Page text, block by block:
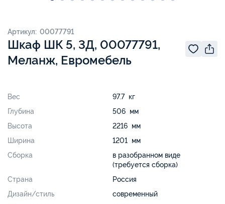
Шкаф ШК 5, 3Д, 00077791,
Меланж, Евромебель
Артикул: 00077791
Вес
97.7 кг
Глубина
506 мм
Высота
2216 мм
Ширина
1201 мм
Сборка
в разобранном виде
(требуется сборка)
Страна
Россия
Дизайн/стиль
современный